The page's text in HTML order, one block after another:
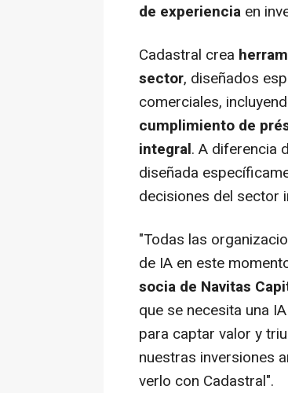
de experiencia en
Cadastral crea
sector, diseñados
comerciales,
cumplimiento de
integral. A diferencia
diseñada
decisiones del sector
"Todas las
de IA en este
socia de Navitas
que se necesita una
para captar valor y
nuestras inversiones
verlo con Cadastral".